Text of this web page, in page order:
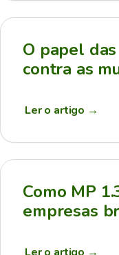
O papel
contra as
Ler o artigo →
Como MP
empresas